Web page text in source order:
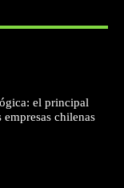
el principal
chilenas